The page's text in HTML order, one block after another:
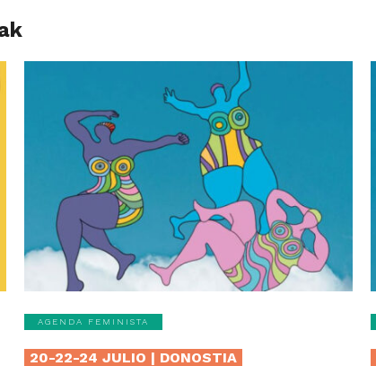
AGENDA FEMINISTA
20-22-24 JULIO | DONOSTIA